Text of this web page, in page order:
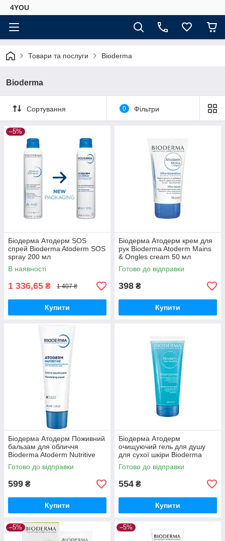
4YOU
Товари та послуги Bioderma
Bioderma
Сортування 0 Фільтри
–5%
Біодерма Атодерм SOS
спрей Bioderma Atoderm SOS
spray 200 мл
В наявності
1 336,65 ₴ 1 407 ₴
Купити
Біодерма Атодерм крем для
рук Bioderma Atoderm Mains
& Ongles cream 50 мл
Готово до відправки
398 ₴
Купити
Біодерма Атодерм Поживний
бальзам для обличчя
Bioderma Atoderm Nutritive
Nourishing Cream 40 мл
Готово до відправки
599 ₴
Купити
Біодерма Атодерм
очищуючий гель для душу
для сухої шкіри Bioderma
Atoderm gel douche 200 мл
Готово до відправки
554 ₴
Купити
–5% –5%